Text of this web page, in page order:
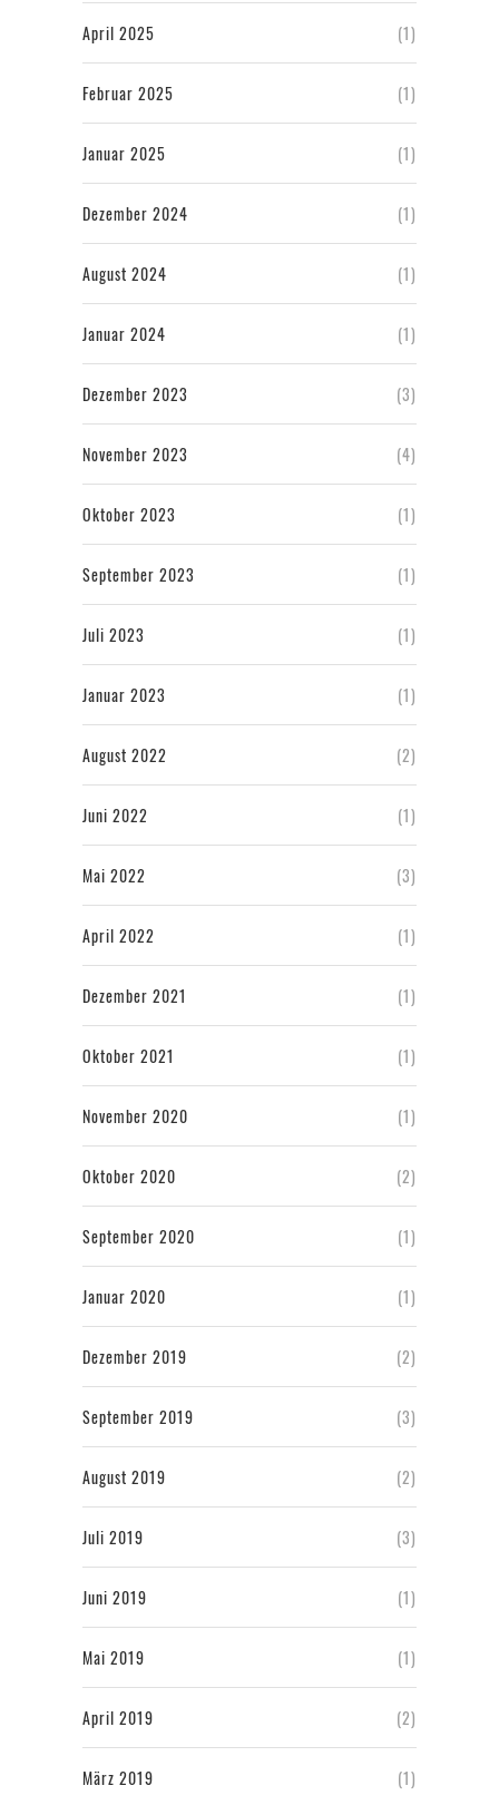
April 2025 (1)
Februar 2025 (1)
Januar 2025 (1)
Dezember 2024 (1)
August 2024 (1)
Januar 2024 (1)
Dezember 2023 (3)
November 2023 (4)
Oktober 2023 (1)
September 2023 (1)
Juli 2023 (1)
Januar 2023 (1)
August 2022 (2)
Juni 2022 (1)
Mai 2022 (3)
April 2022 (1)
Dezember 2021 (1)
Oktober 2021 (1)
November 2020 (1)
Oktober 2020 (2)
September 2020 (1)
Januar 2020 (1)
Dezember 2019 (2)
September 2019 (3)
August 2019 (2)
Juli 2019 (3)
Juni 2019 (1)
Mai 2019 (1)
April 2019 (2)
März 2019 (1)